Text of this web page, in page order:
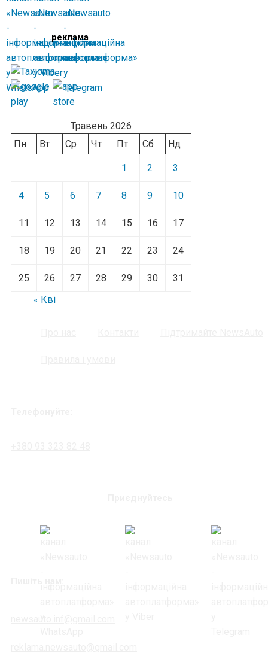
реклама
Травень 2026
Пн
Вт Ср Чт Пт Сб Нд
1 2 3
4 5 6 7 8 9 10
11 12 13 14 15 16 17
18 19 20 21 22 23 24
25 26 27 28 29 30
31
« Кві